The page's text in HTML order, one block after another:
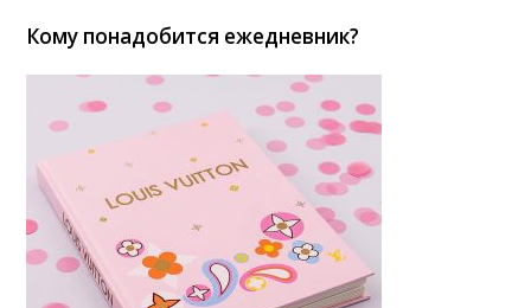
Кому понадобится ежедневник?